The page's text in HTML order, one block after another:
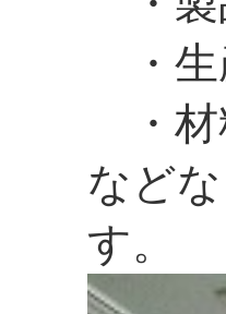
・生
・材
など
す。